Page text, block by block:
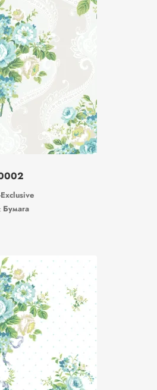
Exclusive
Бумага